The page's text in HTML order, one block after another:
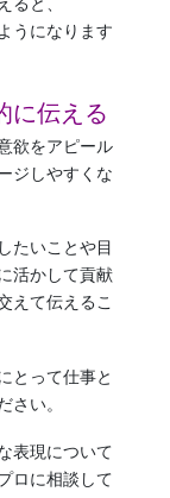
うになります
に伝える
欲をアピール
ジしやすくな
たいことや目
活かして貢献
えて伝えるこ
とって仕事と
さい。
表現について
ロに相談して